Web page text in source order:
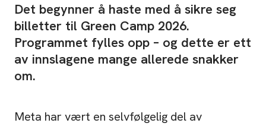
Det begynner å haste med å sikre seg
billetter til Green Camp 2026.
Programmet fylles opp – og dette er ett
av innslagene mange allerede snakker
om.
Meta har vært en selvfølgelig del av